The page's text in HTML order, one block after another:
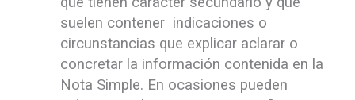
suelen contener indicaciones o
circunstancias que explicar aclarar o
concretar la información contenida en la
Nota Simple. En ocasiones pueden